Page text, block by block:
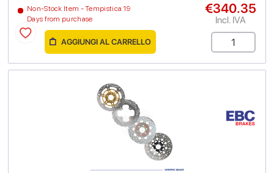
Non-Stock Item - Tempistica 19
Days from purchase
€340.35
Incl. IVA
AGGIUNGI AL CARRELLO